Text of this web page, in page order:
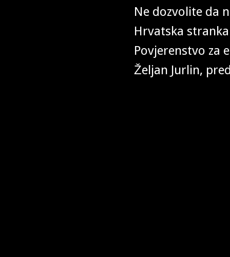
Ne dozvolite da
Hrvatska
Povjerenstvo za
Željan Jurlin,